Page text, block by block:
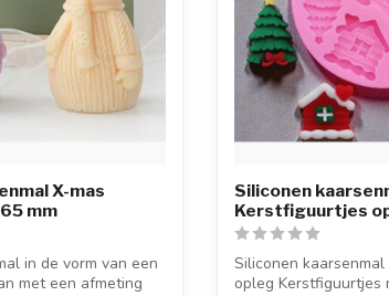
X-mas
mm
in de vorm van een
met een afmeting
Siliconen
Kerstfiguurtjes
Siliconen
opleg Kerstfiguurtjes